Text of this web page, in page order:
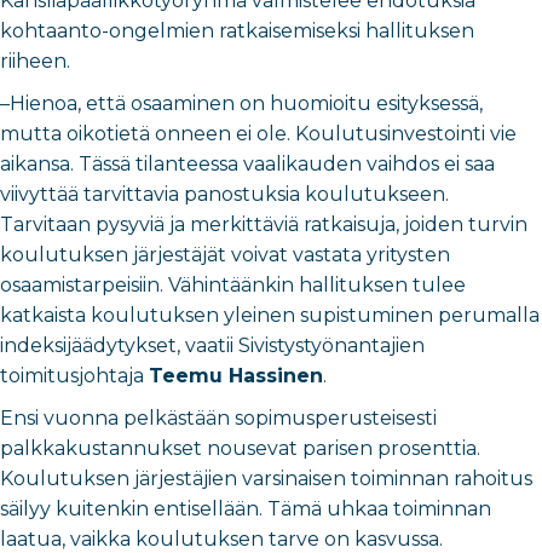
kohtaanto-ongelmien ratkaisemiseksi hallituksen
riiheen.
–Hienoa, että osaaminen on huomioitu esityksessä,
mutta oikotietä onneen ei ole. Koulutusinvestointi vie
aikansa. Tässä tilanteessa vaalikauden vaihdos ei saa
viivyttää tarvittavia panostuksia koulutukseen.
Tarvitaan pysyviä ja merkittäviä ratkaisuja, joiden turvin
koulutuksen järjestäjät voivat vastata yritysten
osaamistarpeisiin. Vähintäänkin hallituksen tulee
katkaista koulutuksen yleinen supistuminen perumalla
indeksijäädytykset, vaatii Sivistystyönantajien
toimitusjohtaja Teemu Hassinen.
Ensi vuonna pelkästään sopimusperusteisesti
palkkakustannukset nousevat parisen prosenttia.
Koulutuksen järjestäjien varsinaisen toiminnan rahoitus
säilyy kuitenkin entisellään. Tämä uhkaa toiminnan
laatua, vaikka koulutuksen tarve on kasvussa.